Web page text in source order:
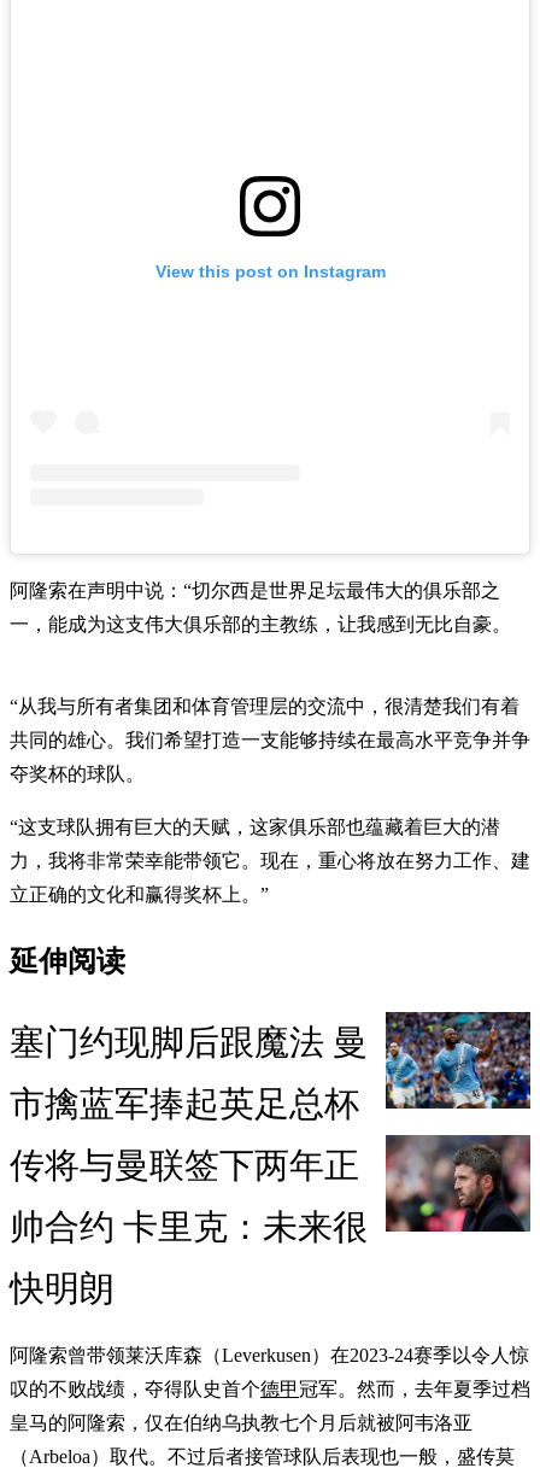
View this post on Instagram
阿隆索在声明中说：“切尔西是世界足坛最伟大的俱乐部之
一，能成为这支伟大俱乐部的主教练，让我感到无比自豪。
“从我与所有者集团和体育管理层的交流中，很清楚我们有着
共同的雄心。我们希望打造一支能够持续在最高水平竞争并争
夺奖杯的球队。
“这支球队拥有巨大的天赋，这家俱乐部也蕴藏着巨大的潜
力，我将非常荣幸能带领它。现在，重心将放在努力工作、建
立正确的文化和赢得奖杯上。”
延伸阅读
塞门约现脚后跟魔法 曼
市擒蓝军捧起英足总杯
传将与曼联签下两年正
帅合约 卡里克：未来很
快明朗
阿隆索曾带领莱沃库森（Leverkusen）在2023-24赛季以令人惊
叹的不败战绩，夺得队史首个德甲冠军。然而，去年夏季过档
皇马的阿隆索，仅在伯纳乌执教七个月后就被阿韦洛亚
（Arbeloa）取代。不过后者接管球队后表现也一般，盛传莫